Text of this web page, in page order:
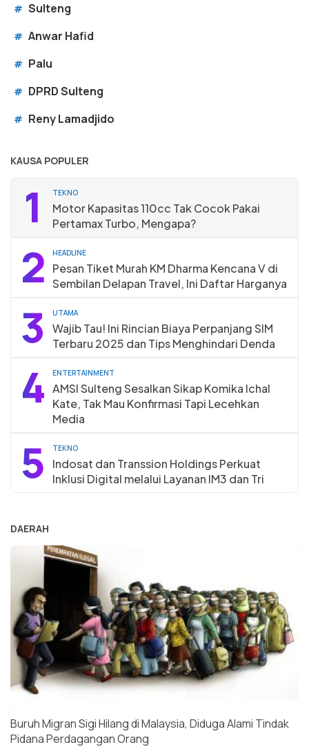
# Sulteng
# Anwar Hafid
# Palu
# DPRD Sulteng
# Reny Lamadjido
KAUSA POPULER
1 TEKNO
Motor Kapasitas 110cc Tak Cocok Pakai
Pertamax Turbo, Mengapa?
2 HEADLINE
Pesan Tiket Murah KM Dharma Kencana V di
Sembilan Delapan Travel, Ini Daftar Harganya
3 UTAMA
Wajib Tau! Ini Rincian Biaya Perpanjang SIM
Terbaru 2025 dan Tips Menghindari Denda
4 ENTERTAINMENT
AMSI Sulteng Sesalkan Sikap Komika Ichal
Kate, Tak Mau Konfirmasi Tapi Lecehkan
Media
5 TEKNO
Indosat dan Transsion Holdings Perkuat
Inklusi Digital melalui Layanan IM3 dan Tri
DAERAH
Buruh Migran Sigi Hilang di Malaysia, Diduga Alami Tindak
Pidana Perdagangan Orang